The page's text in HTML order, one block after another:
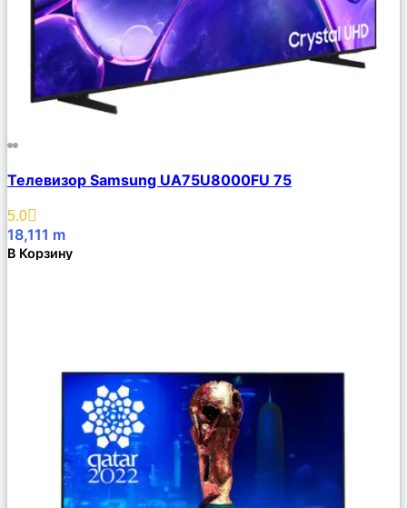
Описание
Избранное
Телевизор Samsung UA75U8000FU 75
5.0
18,111 m
В Корзину